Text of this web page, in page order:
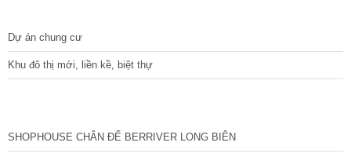
Dự án chung cư
Khu đô thị mới, liền kề, biệt thự
SHOPHOUSE CHÂN ĐẾ BERRIVER LONG BIÊN